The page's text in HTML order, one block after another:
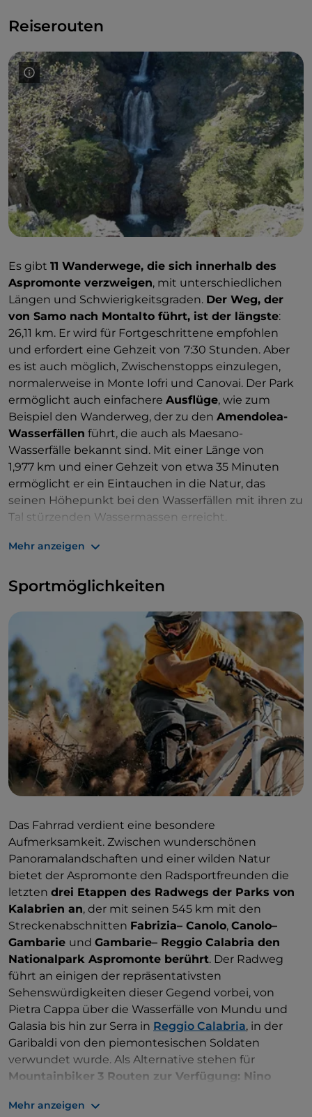
Reiserouten
Es gibt 11 Wanderwege, die sich innerhalb des
Aspromonte verzweigen, mit unterschiedlichen
Längen und Schwierigkeitsgraden. Der Weg, der
von Samo nach Montalto führt, ist der längste:
26,11 km. Er wird für Fortgeschrittene empfohlen
und erfordert eine Gehzeit von 7:30 Stunden. Aber
es ist auch möglich, Zwischenstopps einzulegen,
normalerweise in Monte Iofri und Canovai. Der Park
ermöglicht auch einfachere Ausflüge, wie zum
Beispiel den Wanderweg, der zu den Amendolea-
Wasserfällen führt, die auch als Maesano-
Wasserfälle bekannt sind. Mit einer Länge von
1,977 km und einer Gehzeit von etwa 35 Minuten
ermöglicht er ein Eintauchen in die Natur, das
seinen Höhepunkt bei den Wasserfällen mit ihren zu
Tal stürzenden Wassermassen erreicht.
Ebenso interessant sind die
HöhenwegGambarie– Polsi
der Madonna dei Polsi führt.
San Luca– Zervò
, der am Geburtshaus des
Schriftstellers Corrado Alvaro beginnt, das Dorf San
Luca durchquert,Pietra Cappa, den größten
Monolithen Europas, erreicht, durch das Tal der
Großen Steine (Valle delle Grandi Pietre) verläuft und
nach Zervò und bis zum ehemaligen Sanatorium
Vittorio Emanuele III. aus dem Jahr 1929 führt. Für
geübte Wanderer gibt es denIl sentiero
dell'Inglese(Weg des Engländers), eine Wanderung
in 7 Etappen, um das griechische Kalabrien zu
entdecken. Er wurde vom englischen
Landschaftsarchitekten Edward Lear inspiriert, der
Königreichs beider Sizilien zu erkunden.
Mehr anzeigen
Sportmöglichkeiten
Das Fahrrad verdient eine besondere
Aufmerksamkeit. Zwischen wunderschönen
Panoramalandschaften und einer wilden Natur
bietet der Aspromonte den Radsportfreunden die
letzten drei Etappen des Radwegs der Parks von
Kalabrien an, der mit seinen 545 km mit den
Streckenabschnitten Fabrizia– Canolo, Canolo–
Gambarie und Gambarie– Reggio Calabria den
Nationalpark Aspromonte berührt. Der Radweg
führt an einigen der repräsentativsten
Sehenswürdigkeiten dieser Gegend vorbei, von
Pietra Cappa über die Wasserfälle von Mundu und
Galasia bis hin zur Serra in Reggio Calabria, in der
Garibaldi von den piemontesischen Soldaten
verwundet wurde. Als Alternative stehen für
Mountainbiker 3 Routen zur Verfügung: Nino
Montalto, jede mit ihren Schönheiten, ihren
Mehr anzeigen